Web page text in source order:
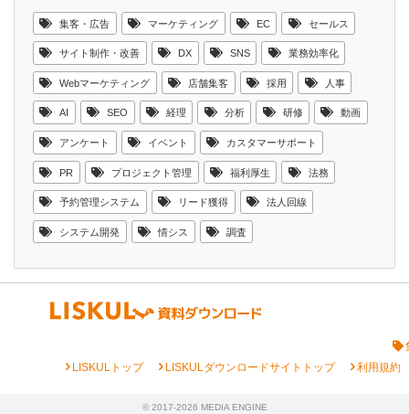
集客・広告 マーケティング EC セールス
サイト制作・改善 DX SNS 業務効率化
Webマーケティング 店舗集客 採用 人事
AI SEO 経理 分析 研修 動画
アンケート イベント カスタマーサポート
PR プロジェクト管理 福利厚生 法務
予約管理システム リード獲得 法人回線
システム開発 情シス 調査
chevron_rightLISKULトップ chevron_rightLISKULダウンロードサイトトップ chevron_right利用規約
© 2017-2026 MEDIA ENGINE